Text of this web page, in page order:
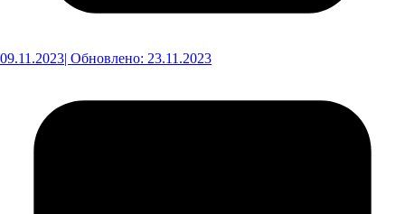
09.11.2023| Обновлено: 23.11.2023